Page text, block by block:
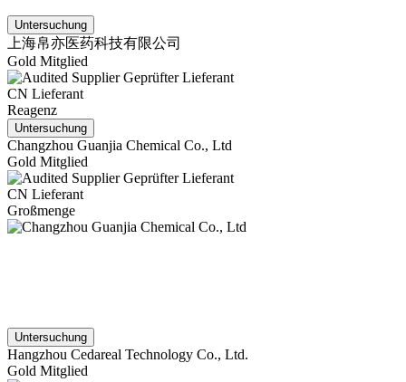
Untersuchung
上海帛亦医药科技有限公司
Gold Mitglied
Geprüfter Lieferant
CN Lieferant
Reagenz
Untersuchung
Changzhou Guanjia Chemical Co., Ltd
Gold Mitglied
Geprüfter Lieferant
CN Lieferant
Großmenge
Untersuchung
Hangzhou Cedareal Technology Co., Ltd.
Gold Mitglied